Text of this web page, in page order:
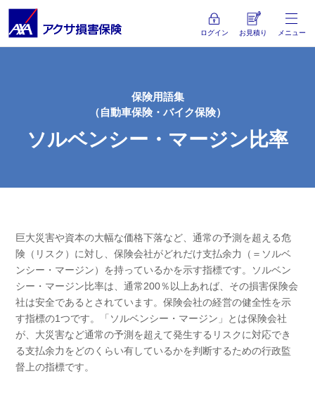
ログイン お見積り メニュー
保険用語集
（自動車保険・バイク保険）
ソルベンシー・マージン比率
巨大災害や資本の大幅な価格下落など、通常の予測を超える危
険（リスク）に対し、保険会社がどれだけ支払余力（＝ソルベ
ンシー・マージン）を持っているかを示す指標です。ソルベン
シー・マージン比率は、通常200％以上あれば、その損害保険会
社は安全であるとされています。保険会社の経営の健全性を示
す指標の1つです。「ソルベンシー・マージン」とは保険会社
が、大災害など通常の予測を超えて発生するリスクに対応でき
る支払余力をどのくらい有しているかを判断するための行政監
督上の指標です。